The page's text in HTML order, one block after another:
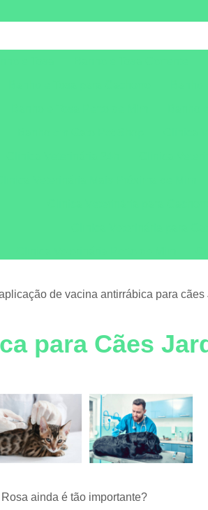
Consulta Veterinária
Consulta
Consulta Veterinária para
Emergência para Cachorro
Emergência para Gatos
Emergência Veterinária Corrente
Emergência Veterinária para
Medicamento para Animais de Estimação
de vacina antirrábica para cães
para Cães
ainda é tão importante?